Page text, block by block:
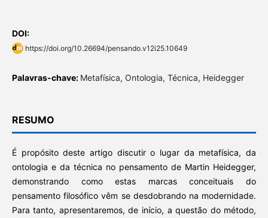
DOI:
https://doi.org/10.26694/pensando.v12i25.10649
Palavras-chave: Metafísica, Ontologia, Técnica, Heidegger
RESUMO
É propósito deste artigo discutir o lugar da metafísica, da
ontologia e da técnica no pensamento de Martin Heidegger,
demonstrando como estas marcas conceituais do
pensamento filosófico vêm se desdobrando na modernidade.
Para tanto, apresentaremos, de início, a questão do método,